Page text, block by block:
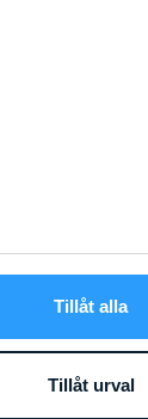
Tillåt alla
Tillåt urval